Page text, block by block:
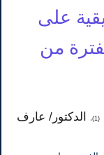
على
من
(1)،
الدكتور/ عارف